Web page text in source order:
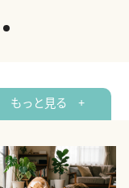
もっと見る +